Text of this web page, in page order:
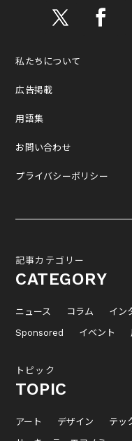
私たちについて
広告掲載
用語集
お問い合わせ
プライバシーポリシー
記事カテゴリー
CATEGORY
ニュース コラム イン
Sponsored
イベント
トピック
TOPIC
アート デザイン テッ